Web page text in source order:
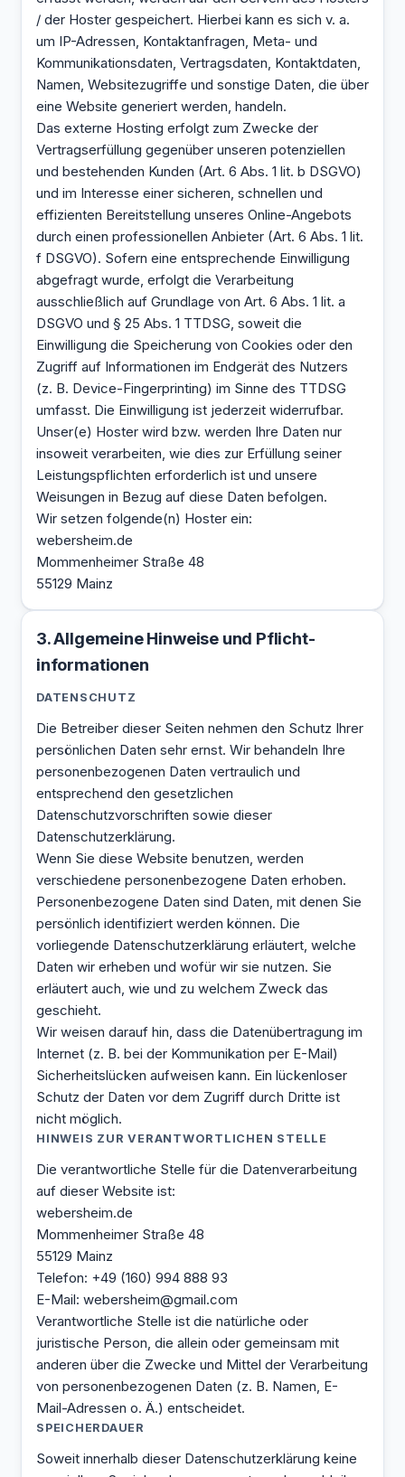
/ der Hoster gespeichert. Hierbei kann es sich v. a.
um IP-Adressen, Kontaktanfragen, Meta- und
Kommunikationsdaten, Vertragsdaten, Kontaktdaten,
Namen, Websitezugriffe und sonstige Daten, die über
eine Website generiert werden, handeln.
Das externe Hosting erfolgt zum Zwecke der
Vertragserfüllung gegenüber unseren potenziellen
und bestehenden Kunden (Art. 6 Abs. 1 lit. b DSGVO)
und im Interesse einer sicheren, schnellen und
effizienten Bereitstellung unseres Online-Angebots
durch einen professionellen Anbieter (Art. 6 Abs. 1 lit.
f DSGVO). Sofern eine entsprechende Einwilligung
abgefragt wurde, erfolgt die Verarbeitung
ausschließlich auf Grundlage von Art. 6 Abs. 1 lit. a
DSGVO und § 25 Abs. 1 TTDSG, soweit die
Einwilligung die Speicherung von Cookies oder den
Zugriff auf Informationen im Endgerät des Nutzers
(z. B. Device-Fingerprinting) im Sinne des TTDSG
umfasst. Die Einwilligung ist jederzeit widerrufbar.
Unser(e) Hoster wird bzw. werden Ihre Daten nur
insoweit verarbeiten, wie dies zur Erfüllung seiner
Leistungspflichten erforderlich ist und unsere
Weisungen in Bezug auf diese Daten befolgen.
Wir setzen folgende(n) Hoster ein:
webersheim.de
Mommenheimer Straße 48
55129 Mainz
3. Allgemeine Hinweise und Pflicht­
informationen
DATENSCHUTZ
Die Betreiber dieser Seiten nehmen den Schutz Ihrer
persönlichen Daten sehr ernst. Wir behandeln Ihre
personenbezogenen Daten vertraulich und
entsprechend den gesetzlichen
Datenschutzvorschriften sowie dieser
Datenschutzerklärung.
Wenn Sie diese Website benutzen, werden
verschiedene personenbezogene Daten erhoben.
Personenbezogene Daten sind Daten, mit denen Sie
persönlich identifiziert werden können. Die
vorliegende Datenschutzerklärung erläutert, welche
Daten wir erheben und wofür wir sie nutzen. Sie
erläutert auch, wie und zu welchem Zweck das
geschieht.
Wir weisen darauf hin, dass die Datenübertragung im
Internet (z. B. bei der Kommunikation per E-Mail)
Sicherheitslücken aufweisen kann. Ein lückenloser
Schutz der Daten vor dem Zugriff durch Dritte ist
nicht möglich.
HINWEIS ZUR VERANTWORTLICHEN STELLE
Die verantwortliche Stelle für die Datenverarbeitung
auf dieser Website ist:
webersheim.de
Mommenheimer Straße 48
55129 Mainz
Telefon: +49 (160) 994 888 93
E-Mail: webersheim@gmail.com
Verantwortliche Stelle ist die natürliche oder
juristische Person, die allein oder gemeinsam mit
anderen über die Zwecke und Mittel der Verarbeitung
von personenbezogenen Daten (z. B. Namen, E-
Mail-Adressen o. Ä.) entscheidet.
SPEICHERDAUER
Soweit innerhalb dieser Datenschutzerklärung keine